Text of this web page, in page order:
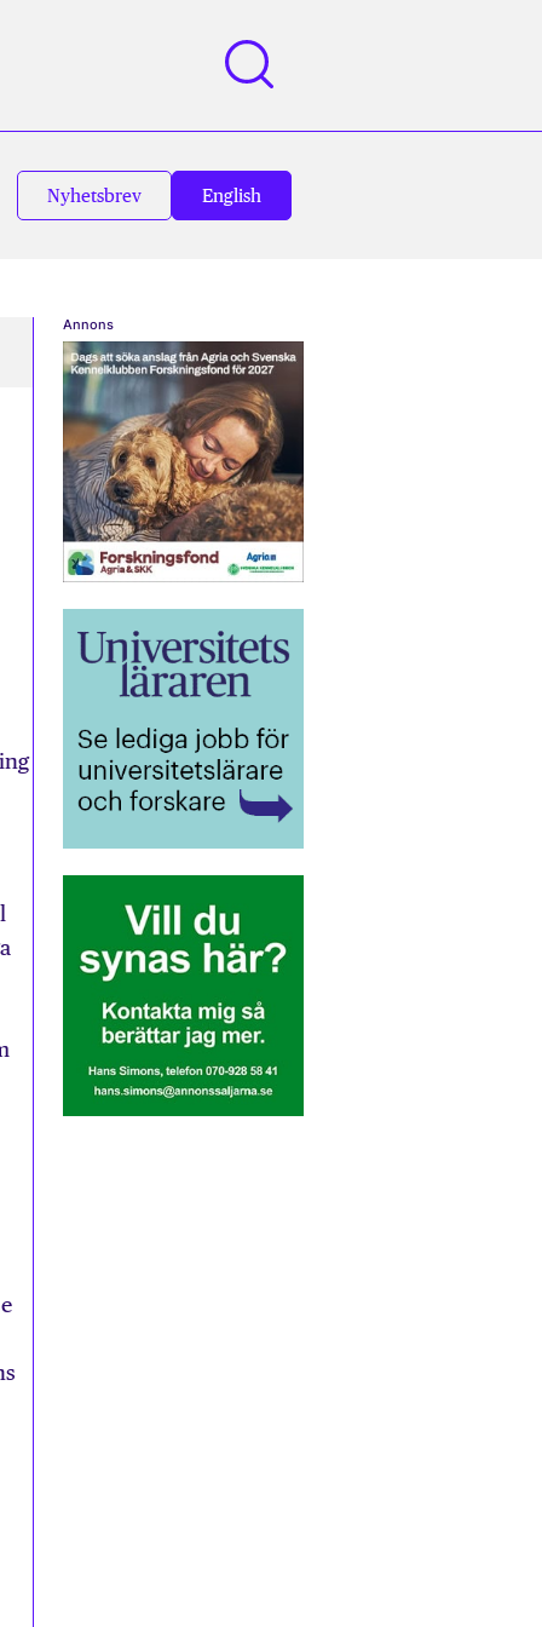
Nyhetsbrev English
Annons